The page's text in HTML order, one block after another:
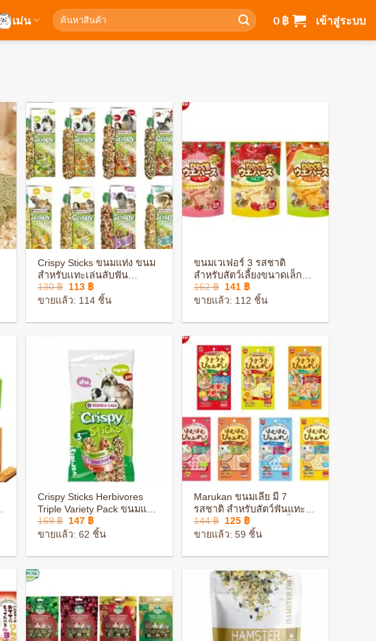
เม่น ค้นหา: 0 ฿ เข้าสู่ระบบ
+
Crispy Sticks ขนมแท่ง ขนม
สำหรับเเทะเล่นลับฟัน
กระต่าย ชินชิล่า แฮมสเตอร์
130฿ Original
price
was:
113 ฿Current
price
is:
ขายแล้ว: 114 ชิ้น
ขนมเวเฟอร์ 3 รสชาติ
สำหรับสัตว์เลี้ยงขนาดเล็ก
กระต่าย แฮมสเตอร์
162฿ Original
price
was:
141 ฿Current
price
is:
ขายแล้ว: 112 ชิ้น
Crispy Sticks Herbivores
Triple Variety Pack ขนมแท่ง
รสรวม 3 รส ขนมสำหรับเเทะ
เล่นลับฟัน กระต่าย ชินชิล่า
169฿ Original
price
was:
147 ฿Current
price
is:
ขายแล้ว: 62 ชิ้น
+
Marukan ขนมเลีย มี 7
รสชาติ สำหรับสัตว์ฟันแทะ
กระต่าย ชินชิล่า แกสบี้ แฮม
สเตอร์
144฿ Original
price
was:
125 ฿Current
price
is:
ขายแล้ว: 59 ชิ้น